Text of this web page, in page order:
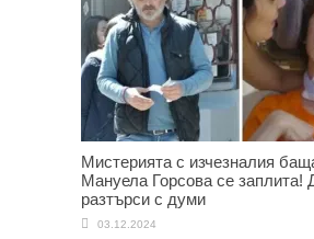
Мистерията с изчезналия
Мануела Горсова се заплита!
разтърси с думи
03.12.2024